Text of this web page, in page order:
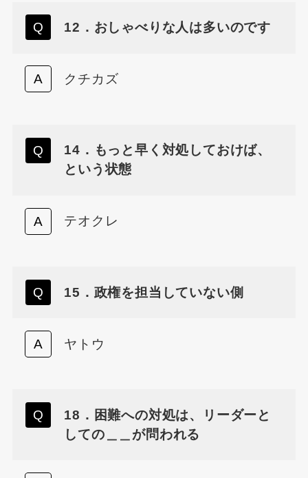
12．おしゃべりな人は多いのです
クチカズ
14．もっと早く対処しておけば、
という状態
テオクレ
15．政権を担当していない側
ヤトウ
18．困難への対処は、リーダーと
しての＿＿が問われる